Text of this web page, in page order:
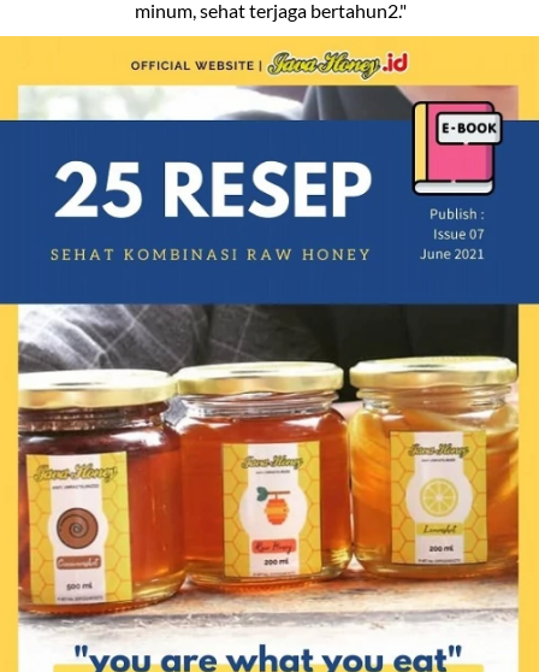
minum, sehat terjaga bertahun2."